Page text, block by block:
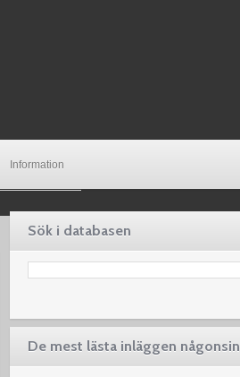
Information
Sök i databasen
De mest lästa inläggen någonsin